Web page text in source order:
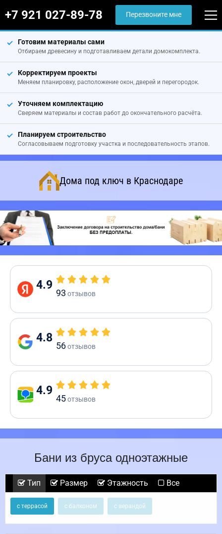
+7 921 027-89-78 Перезвоните мне
Готовим материалы сами
Отбираем древесину и подготавливаем детали домокомплекта.
Корректируем проекты
Меняем планировку, расположение окон, дверей и перегородок.
Уточняем комплектацию
Сверяем материалы и состав работ до окончательного расчёта.
Планируем строительство
Согласовываем подготовку участка и последовательность этапов.
Дома под ключ в Краснодаре
4.9
93 отзывов
4.8
56отзывов
4.9
45отзывов
Бани из бруса одноэтажные
Тип Размер Этажность Все
с террасой с балконом с верандой